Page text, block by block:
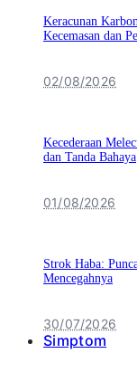
Keracunan
Kecemasan dan
02/08/2026
Kecederaan
dan Tanda Bahaya
01/08/2026
Strok Haba:
Mencegahnya
30/07/2026
Simptom